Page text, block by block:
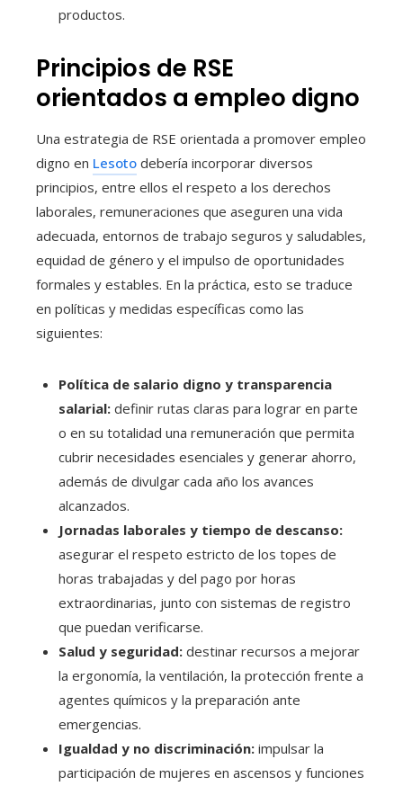
productos.
Principios de RSE
orientados a empleo digno
Una estrategia de RSE orientada a promover empleo
digno en Lesoto debería incorporar diversos
principios, entre ellos el respeto a los derechos
laborales, remuneraciones que aseguren una vida
adecuada, entornos de trabajo seguros y saludables,
equidad de género y el impulso de oportunidades
formales y estables. En la práctica, esto se traduce
en políticas y medidas específicas como las
siguientes:
Política de salario digno y transparencia
salarial: definir rutas claras para lograr en parte
o en su totalidad una remuneración que permita
cubrir necesidades esenciales y generar ahorro,
además de divulgar cada año los avances
alcanzados.
Jornadas laborales y tiempo de descanso:
asegurar el respeto estricto de los topes de
horas trabajadas y del pago por horas
extraordinarias, junto con sistemas de registro
que puedan verificarse.
Salud y seguridad: destinar recursos a mejorar
la ergonomía, la ventilación, la protección frente a
agentes químicos y la preparación ante
emergencias.
Igualdad y no discriminación: impulsar la
participación de mujeres en ascensos y funciones